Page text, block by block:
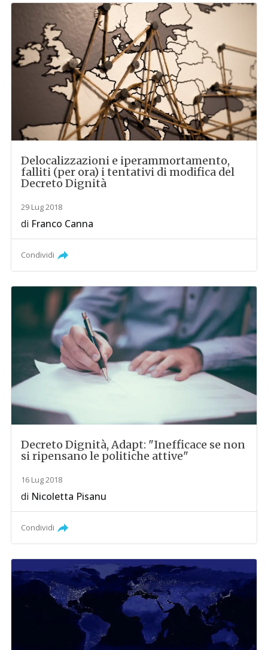
Delocalizzazioni e iperammortamento,
falliti (per ora) i tentativi di modifica del
Decreto Dignità
29 Lug 2018
di Franco Canna
Condividi
Decreto Dignità, Adapt: "Inefficace se non
si ripensano le politiche attive"
16 Lug 2018
di Nicoletta Pisanu
Condividi